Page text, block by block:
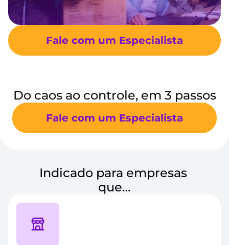
Fale com um Especialista
Do caos ao controle, em 3 passos
Fale com um Especialista
Indicado para empresas
que…